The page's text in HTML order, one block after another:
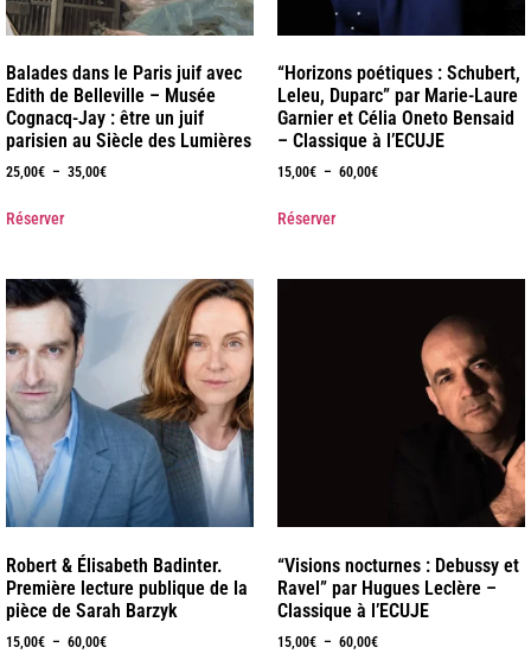
Balades dans le Paris juif avec
Edith de Belleville – Musée
Cognacq-Jay : être un juif
parisien au Siècle des Lumières
25,00€ – 35,00€
Réserver
“Horizons poétiques : Schubert,
Leleu, Duparc” par Marie-Laure
Garnier et Célia Oneto Bensaid
– Classique à l’ECUJE
15,00€ – 60,00€
Réserver
Robert & Élisabeth Badinter.
Première lecture publique de la
pièce de Sarah Barzyk
15,00€ – 60,00€
“Visions nocturnes : Debussy et
Ravel” par Hugues Leclère –
Classique à l’ECUJE
15,00€ – 60,00€